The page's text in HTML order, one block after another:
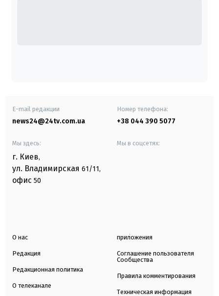
E-mail редакции
news24@24tv.com.ua
Номер телефона:
+38 044 390 5077
Мы здесь:
г. Киев,
ул. Владимирская 61/11,
офис 50
Мы в соцсетях:
О нас
Редакция
Редакционная политика
О телеканале
приложения
Соглашение пользователя
Сообщества
Правила комментирования
Техническая информация